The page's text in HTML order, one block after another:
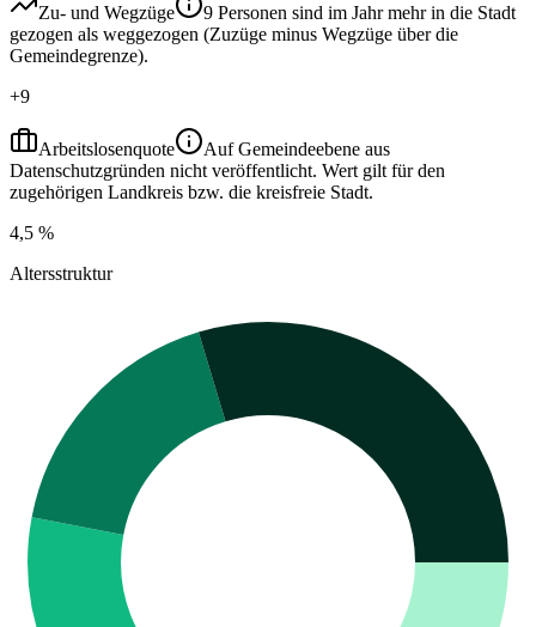
Zu- und Wegzüge
9 Personen sind im Jahr mehr in die Stadt
gezogen als weggezogen (Zuzüge minus Wegzüge über die
Gemeindegrenze).
+9
Arbeitslosenquote
Auf Gemeindeebene aus
Datenschutzgründen nicht veröffentlicht. Wert gilt für den
zugehörigen Landkreis bzw. die kreisfreie Stadt.
4,5 %
Altersstruktur